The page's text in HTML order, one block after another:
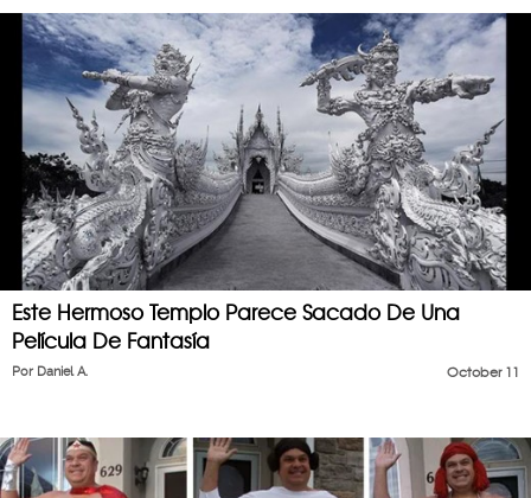
Este Hermoso Templo Parece Sacado De Una
Película De Fantasía
October 11
Por Daniel A.